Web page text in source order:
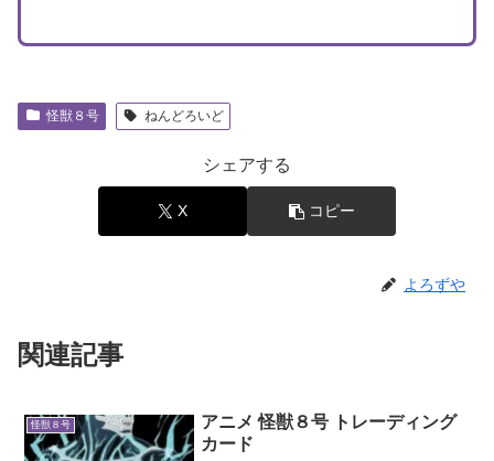
怪獣８号 ねんどろいど
シェアする
X コピー
よろずや
関連記事
怪獣８号
アニメ 怪獣８号 トレーディング
カード